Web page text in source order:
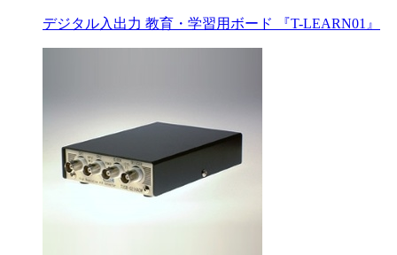
デジタル入出力 教育・学習用ボード 『T-LEARN01』